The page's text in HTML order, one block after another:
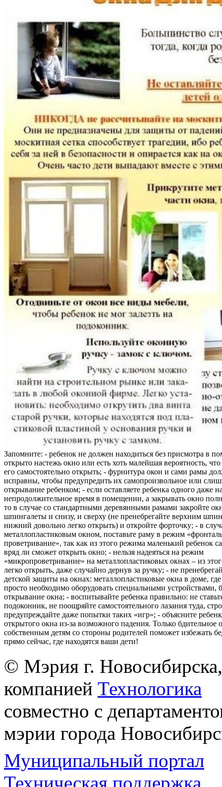
Запомните: - ребенок не должен находиться без присмотра в
открыто настежь окно или есть хоть малейшая вероятность,
его самостоятельно открыть; - фурнитура окон и сами рамы
исправны, чтобы предупредить их самопроизвольное или
открывание ребенком; - если оставляете ребенка одного даже
непродолжительное время в помещении, а закрывать окно
то в случае со стандартными деревянными рамами закройте
шпингалеты и снизу, и сверху (не пренебрегайте верхним
нижний довольно легко открыть) и откройте форточку; - в
металлопластиковым окном, поставьте раму в режим
проветривание», так как из этого режима маленький ребенок
вряд ли сможет открыть окно; - нельзя надеяться на режим
«микропроветривание» на металлопластиковых окнах – из
легко открыть, даже случайно дернув за ручку; - не
детской защиты на окнах: металлопластиковые окна в доме, где
просто необходимо оборудовать специальными
открывание окна; - воспитывайте ребенка правильно: не
подоконник, не поощряйте самостоятельного лазания туда,
предупреждайте даже попытки таких «игр»; - объясните
открытого окна из-за возможного падения. Только бдительное
собственным детям со стороны родителей поможет избежать
прямо сейчас, где находятся ваши дети!
© Мэрия г.
компанией Технологика
совместно с
мэрии города
Муниципальный портал